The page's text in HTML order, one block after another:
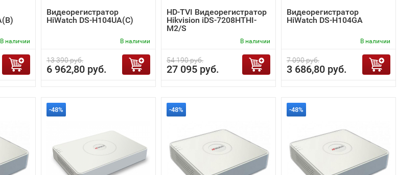
В наличии
Видеорегистратор
HiWatch DS-H104UA(C)
В наличии
13 390 руб.
6 962,80 руб.
HD-TVI Видеорегистратор
Hikvision iDS-7208HTHI-
M2/S
В наличии
54 190 руб.
27 095 руб.
Видеорегистратор
HiWatch DS-H104GA
В наличии
7 090 руб.
3 686,80 руб.
-48% -48% -48%